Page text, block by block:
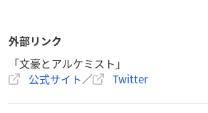
外部リンク
「文豪とアルケミスト」
公式サイト／ Twitter